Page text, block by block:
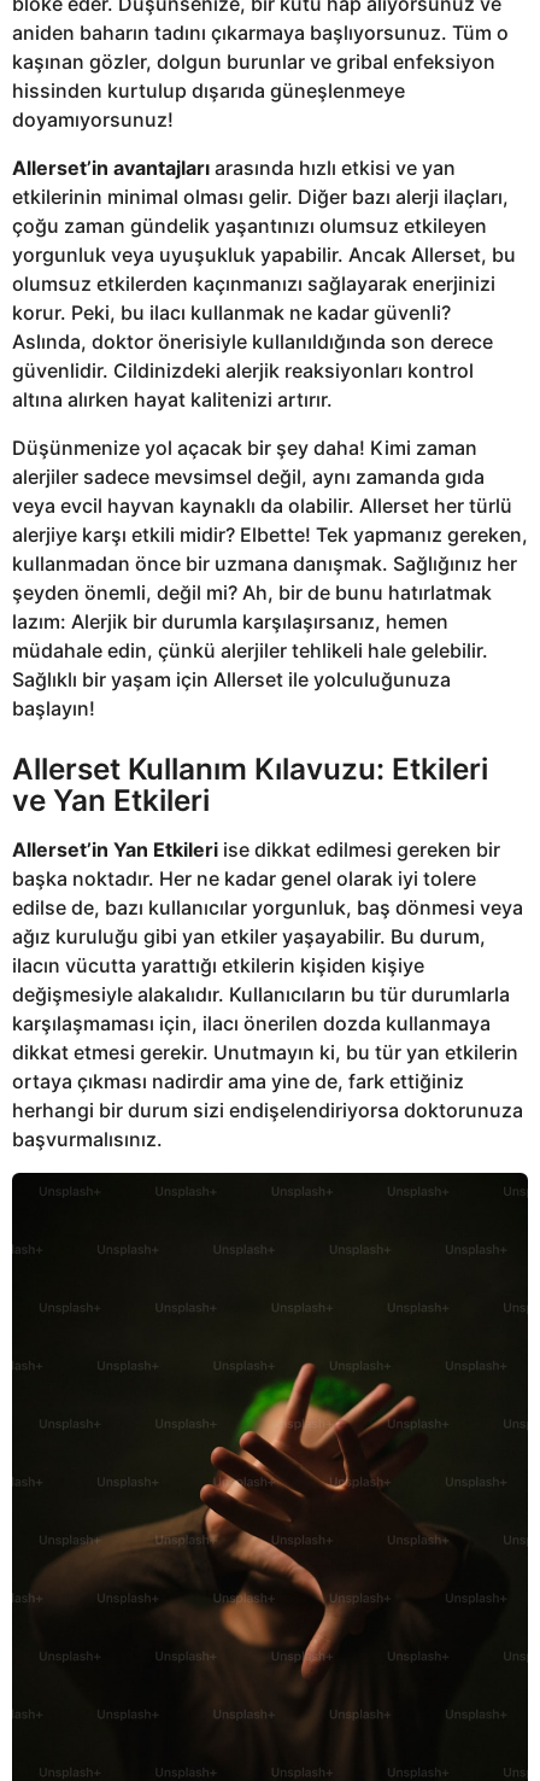
aniden baharın tadını çıkarmaya başlıyorsunuz. Tüm o
kaşınan gözler, dolgun burunlar ve gribal enfeksiyon
hissinden kurtulup dışarıda güneşlenmeye
doyamıyorsunuz!
Allerset’in avantajları arasında hızlı etkisi ve yan
etkilerinin minimal olması gelir. Diğer bazı alerji ilaçları,
çoğu zaman gündelik yaşantınızı olumsuz etkileyen
yorgunluk veya uyuşukluk yapabilir. Ancak Allerset, bu
olumsuz etkilerden kaçınmanızı sağlayarak enerjinizi
korur. Peki, bu ilacı kullanmak ne kadar güvenli?
Aslında, doktor önerisiyle kullanıldığında son derece
güvenlidir. Cildinizdeki alerjik reaksiyonları kontrol
altına alırken hayat kalitenizi artırır.
Düşünmenize yol açacak bir şey daha! Kimi zaman
alerjiler sadece mevsimsel değil, aynı zamanda gıda
veya evcil hayvan kaynaklı da olabilir. Allerset her türlü
alerjiye karşı etkili midir? Elbette! Tek yapmanız gereken,
kullanmadan önce bir uzmana danışmak. Sağlığınız her
şeyden önemli, değil mi? Ah, bir de bunu hatırlatmak
lazım: Alerjik bir durumla karşılaşırsanız, hemen
müdahale edin, çünkü alerjiler tehlikeli hale gelebilir.
Sağlıklı bir yaşam için Allerset ile yolculuğunuza
başlayın!
Allerset Kullanım Kılavuzu: Etkileri
ve Yan Etkileri
Allerset’in Yan Etkileri ise dikkat edilmesi gereken bir
başka noktadır. Her ne kadar genel olarak iyi tolere
edilse de, bazı kullanıcılar yorgunluk, baş dönmesi veya
ağız kuruluğu gibi yan etkiler yaşayabilir. Bu durum,
ilacın vücutta yarattığı etkilerin kişiden kişiye
değişmesiyle alakalıdır. Kullanıcıların bu tür durumlarla
karşılaşmaması için, ilacı önerilen dozda kullanmaya
dikkat etmesi gerekir. Unutmayın ki, bu tür yan etkilerin
ortaya çıkması nadirdir ama yine de, fark ettiğiniz
herhangi bir durum sizi endişelendiriyorsa doktorunuza
başvurmalısınız.